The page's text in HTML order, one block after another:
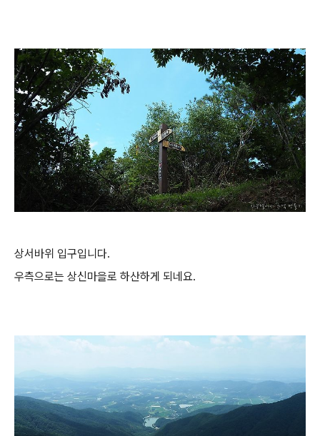
상서바위 입구입니다.
우측으로는 상신마을로 하산하게 되네요.